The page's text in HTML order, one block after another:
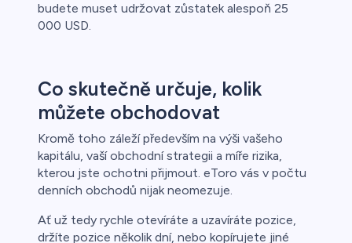
budete muset udržovat zůstatek alespoň 25
000 USD.
Co skutečně určuje, kolik
můžete obchodovat
Kromě toho záleží především na výši vašeho
kapitálu, vaší obchodní strategii a míře rizika,
kterou jste ochotni přijmout. eToro vás v počtu
denních obchodů nijak neomezuje.
Ať už tedy rychle otevíráte a uzavíráte pozice,
držíte pozice několik dní, nebo kopírujete jiné